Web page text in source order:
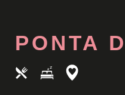
PONTA